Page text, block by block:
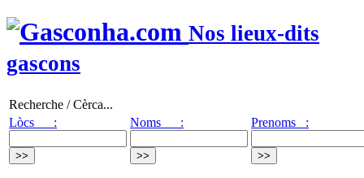
Nos lieux-dits
gascons
Recherche / Cèrca...
Lòcs :
Noms : Prenoms :